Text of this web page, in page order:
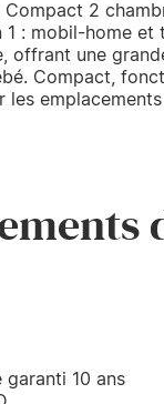
2
: mobil-home et
offrant une
Compact,
10 ans